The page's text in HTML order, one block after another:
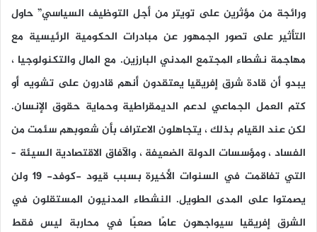
ورائجة من مؤثرين على تويتر من أجل التوظيف السياسي” حاول
التأثير على تصور الجمهور عن مبادرات الحكومية الرئيسية مع
مهاجمة نشطاء المجتمع المدني البارزين. مع المال والتكنولوجيا ،
يبدو أن قادة شرق إفريقيا يعتقدون أنهم قادرون على تشويه أو
كتم العمل الجماعي لدعم الديمقراطية وحماية حقوق الإنسان.
لكن عند القيام بذلك ، يتجاهلون الاعتراف بأن شعوبهم سئمت من
الفساد ، ومؤسسات الدولة الضعيفة ، والآفاق الاقتصادية السيئة –
التي تفاقمت في السنوات الأخيرة بسبب قيود -كوفد- 19 ولن
يصمتوا على المدى الطويل. النشطاء المدنيون المستقلون في
الشرق إفريقيا سيواجهون عامًا صعبًا في محاربة ليس فقط